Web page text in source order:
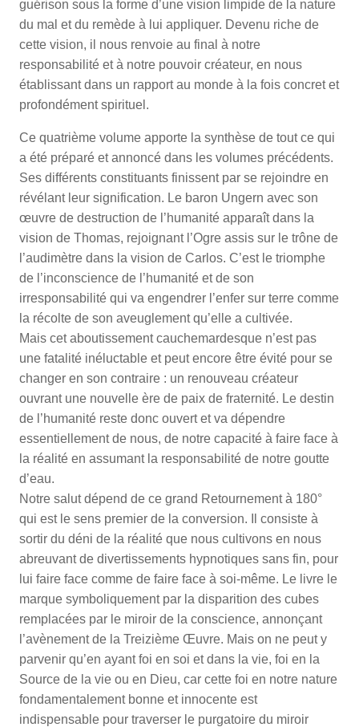
guérison sous la forme d’une vision limpide de la nature
du mal et du remède à lui appliquer. Devenu riche de
cette vision, il nous renvoie au final à notre
responsabilité et à notre pouvoir créateur, en nous
établissant dans un rapport au monde à la fois concret et
profondément spirituel.
Ce quatrième volume apporte la synthèse de tout ce qui
a été préparé et annoncé dans les volumes précédents.
Ses différents constituants finissent par se rejoindre en
révélant leur signification. Le baron Ungern avec son
œuvre de destruction de l’humanité apparaît dans la
vision de Thomas, rejoignant l’Ogre assis sur le trône de
l’audimètre dans la vision de Carlos. C’est le triomphe
de l’inconscience de l’humanité et de son
irresponsabilité qui va engendrer l’enfer sur terre comme
la récolte de son aveuglement qu’elle a cultivée.
Mais cet aboutissement cauchemardesque n’est pas
une fatalité inéluctable et peut encore être évité pour se
changer en son contraire : un renouveau créateur
ouvrant une nouvelle ère de paix de fraternité. Le destin
de l’humanité reste donc ouvert et va dépendre
essentiellement de nous, de notre capacité à faire face à
la réalité en assumant la responsabilité de notre goutte
d’eau.
Notre salut dépend de ce grand Retournement à 180°
qui est le sens premier de la conversion. Il consiste à
sortir du déni de la réalité que nous cultivons en nous
abreuvant de divertissements hypnotiques sans fin, pour
lui faire face comme de faire face à soi-même. Le livre le
marque symboliquement par la disparition des cubes
remplacées par le miroir de la conscience, annonçant
l’avènement de la Treizième Œuvre. Mais on ne peut y
parvenir qu’en ayant foi en soi et dans la vie, foi en la
Source de la vie ou en Dieu, car cette foi en notre nature
fondamentalement bonne et innocente est
indispensable pour traverser le purgatoire du miroir